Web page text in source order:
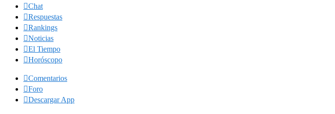
Chat
Respuestas
Rankings
Noticias
El Tiempo
Horóscopo
Comentarios
Foro
Descargar App